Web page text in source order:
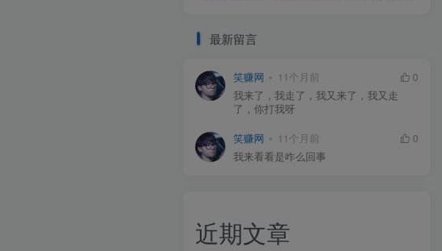
最新留言
笑赚网 11个月前
0
我来了，我走了，我又来了，我又走
了，你打我呀
笑赚网 11个月前
0
我来看看是咋么回事
近期文章